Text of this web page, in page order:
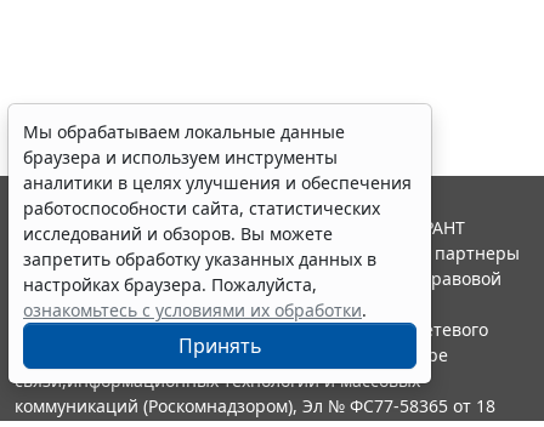
Мы обрабатываем локальные данные
браузера и используем инструменты
аналитики в целях улучшения и обеспечения
работоспособности сайта, статистических
исследований и обзоров. Вы можете
запретить обработку указанных данных в
настройках браузера. Пожалуйста,
ознакомьтесь с условиями их обработки.
Принять
© ООО "НПП "ГАРАНТ-СЕРВИС", 2026. Система ГАРАНТ
выпускается с 1990 года. Компания "Гарант" и ее партнеры
являются участниками Российской ассоциации правовой
информации ГАРАНТ.
Портал ГАРАНТ.РУ зарегистрирован в качестве сетевого
издания Федеральной службой по надзору в сфере
связи,информационных технологий и массовых
коммуникаций (Роскомнадзором), Эл № ФС77-58365 от 18